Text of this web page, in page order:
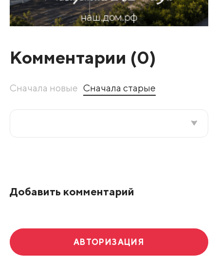
Комментарии (0)
Сначала новые Сначала старые
Добавить комментарий
АВТОРИЗАЦИЯ